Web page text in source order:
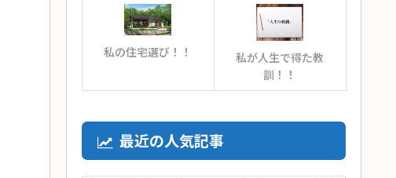
私の住宅選び！！
私が人生で得た教
訓！！
最近の人気記事